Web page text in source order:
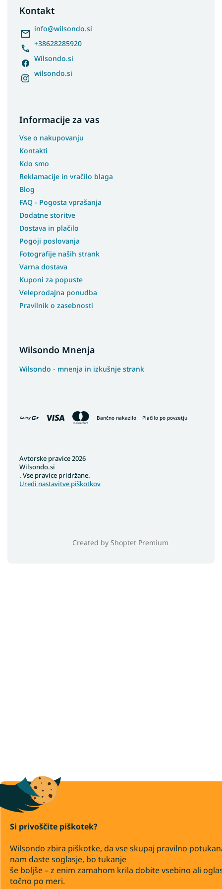
Si privoščite piškotek?
Wilsondo zbira piškotke, da vse skupaj pravilno
nam daste soglasje, bo tukanje
še boljše – z enim zamahom krila dobite vsebino ali
točno po meri.
Kontakt
info@wilsondo.si
+38628285920
Wilsondo.si
wilsondo.si
Informacije za vas
Vse o nakupovanju
Kontakti
Kdo smo
Reklamacije in vračilo blaga
Blog
FAQ - Pogosta vprašanja
Dodatne storitve
Dostava in plačilo
Pogoji poslovanja
Fotografije naših strank
Varna dostava
Kuponi za popuste
Veleprodajna ponudba
Pravilnik o zasebnosti
Wilsondo Mnenja
Wilsondo - mnenja in izkušnje strank
Bančno nakazilo Plačilo po povzetju
Created by Shoptet Premium
Avtorske pravice 2026
Wilsondo.si
. Vse pravice pridržane.
Uredi nastavitve piškotkov